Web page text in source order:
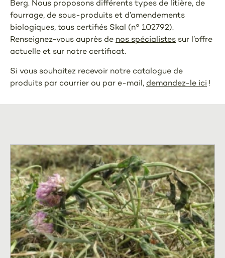
Berg. Nous proposons différents types de litière, de
fourrage, de sous-produits et d’amendements
biologiques, tous certifiés Skal (n° 102792).
Renseignez-vous auprès de nos spécialistes sur l’offre
actuelle et sur notre certificat.
Si vous souhaitez recevoir notre catalogue de
produits par courrier ou par e-mail, demandez-le ici !